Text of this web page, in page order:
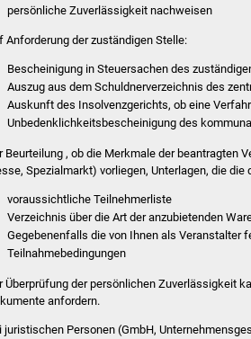
persönliche Zuverlässigkeit nachweisen
Anforderung der zuständigen Stelle:
Bescheinigung in Steuersachen des
Auszug aus dem Schuldnerverzeichnis des
Auskunft des Insolvenzgerichts, ob eine
Unbedenklichkeitsbescheinigung des
Beurteilung , ob die Merkmale der beantragten
Spezialmarkt) vorliegen, Unterlagen, die die
voraussichtliche Teilnehmerliste
Verzeichnis über die Art der anzubietenden
Gegebenenfalls die von Ihnen als Veranstalter
Teilnahmebedingungen
Überprüfung der persönlichen Zuverlässigkeit
anfordern.
juristischen Personen (GmbH,